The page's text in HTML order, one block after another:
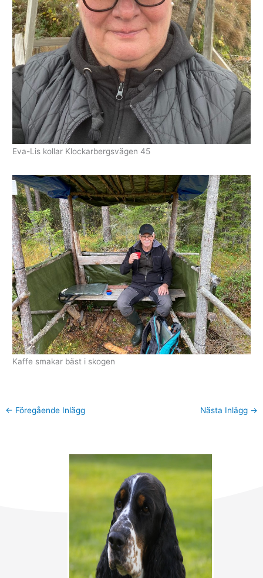
Eva-Lis kollar Klockarbergsvägen 45
Kaffe smakar bäst i skogen
← Föregående Inlägg Nästa Inlägg →